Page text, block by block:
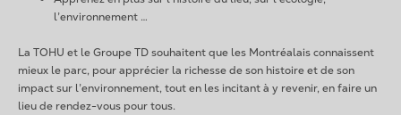
l’environnement …
La TOHU et le Groupe TD souhaitent que les Montréalais connaissent
mieux le parc, pour apprécier la richesse de son histoire et de son
impact sur l’environnement, tout en les incitant à y revenir, en faire un
lieu de rendez-vous pour tous.